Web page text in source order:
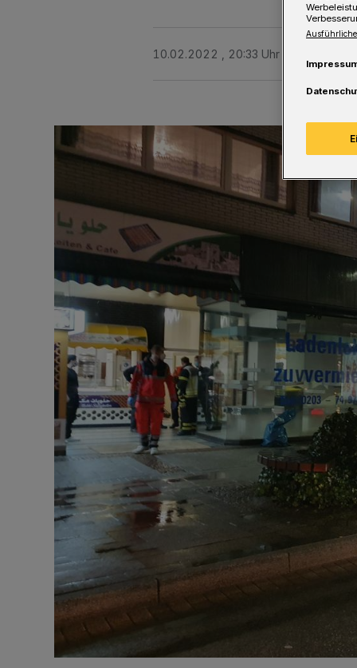
10.02.2022 , 20:33 Uhr